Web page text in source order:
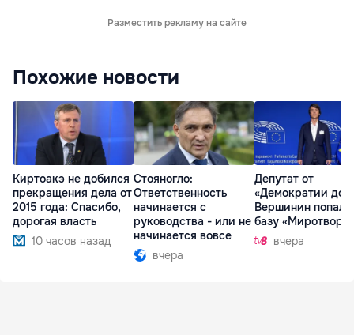
Разместить рекламу на сайте
Похожие новости
Киртоакэ не добился
прекращения дела от
2015 года: Спасибо,
дорогая власть
10 часов назад
Стояногло:
Ответственность
начинается с
руководства - или не
начинается вовсе
вчера
Депутат от
«Демократии
Вершинин попал в
базу
вчера